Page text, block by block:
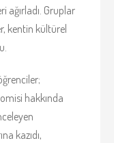
ağırladı. Gruplar
kentin kültürel
hakkında
kazıdı,